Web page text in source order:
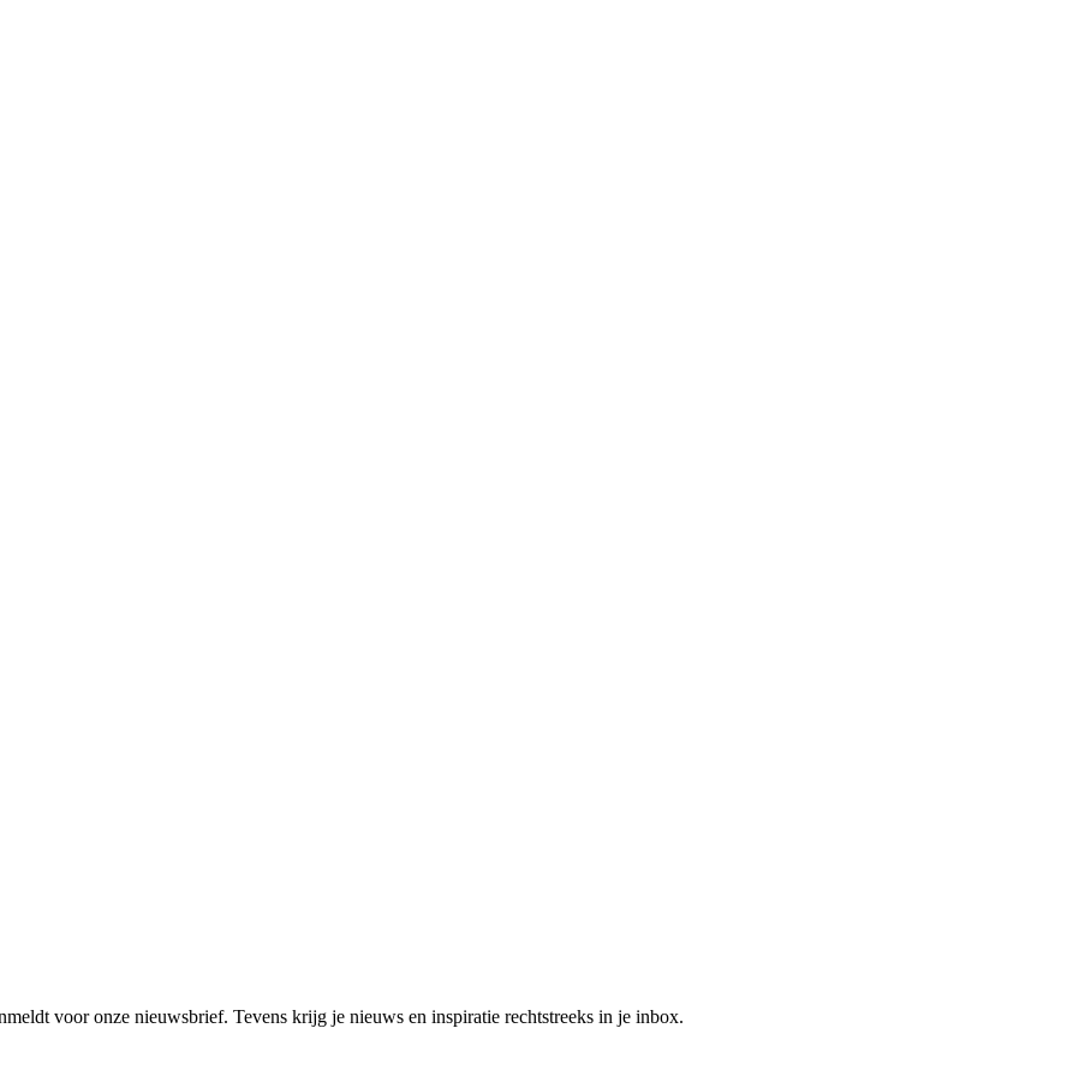
voor onze nieuwsbrief. Tevens krijg je nieuws en inspiratie rechtstreeks in je inbox.